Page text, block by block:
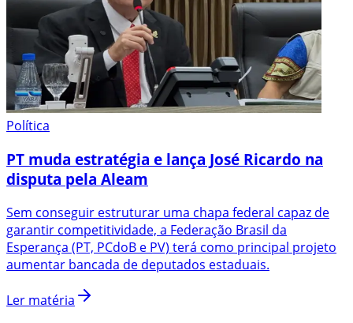
Política
PT muda estratégia e lança José Ricardo na
disputa pela Aleam
Sem conseguir estruturar uma chapa federal capaz de
garantir competitividade, a Federação Brasil da
Esperança (PT, PCdoB e PV) terá como principal projeto
aumentar bancada de deputados estaduais.
Ler matéria